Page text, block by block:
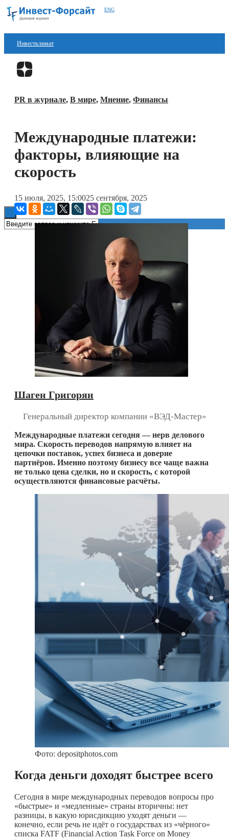
ENG
Инвестклимат
Финансы
Блокчейн
Технологии
PR в журнале, В мире, Мнение, Финансы
Международные платежи:
факторы, влияющие на
скорость
15 июля, 2025, 15:0025 сентября, 2025
Шаген Григорян
Генеральный директор компании «ВЭД-Мастер»
Международные платежи сегодня — нерв делового
мира. Скорость переводов напрямую влияет на
цепочки поставок, успех бизнеса и доверие
партнёров. Именно поэтому бизнесу все чаще важна
не только цена сделки, но и скорость, с которой
осуществляются финансовые расчёты.
Фото: depositphotos.com
Когда деньги доходят быстрее всего
Сегодня в мире международных переводов вопросы про
«быстрые» и «медленные» страны вторичны: нет
разницы, в какую юрисдикцию уходят деньги —
конечно, если речь не идёт о государствах из «чёрного»
списка FATF (Financial Action Task Force on Money